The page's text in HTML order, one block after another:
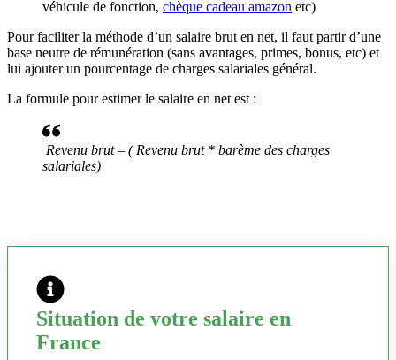
véhicule de fonction, chèque cadeau amazon etc)
Pour faciliter la méthode d’un salaire brut en net, il faut partir d’une
base neutre de rémunération (sans avantages, primes, bonus, etc) et
lui ajouter un pourcentage de charges salariales général.
La formule pour estimer le salaire en net est :
Revenu brut – ( Revenu brut * barème des charges
salariales)
Situation de votre salaire en
France